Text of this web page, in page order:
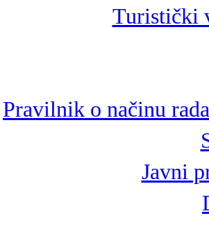
Turistički
Pravilnik o načinu
Javni